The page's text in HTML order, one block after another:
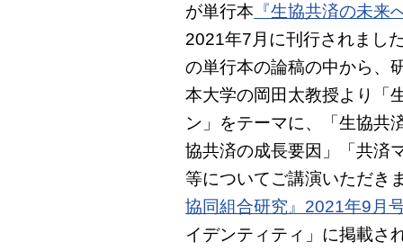
が単行本 『生協共済の未来
2021年7月に刊行されまし
の単行本の論稿の中から、
本大学の岡田太教授より「
ン」をテーマに、「生協共
協共済の成長要因」「共済
等についてご講演いただき
協同組合研究』2021年9月
イデンティティ」に掲載さ